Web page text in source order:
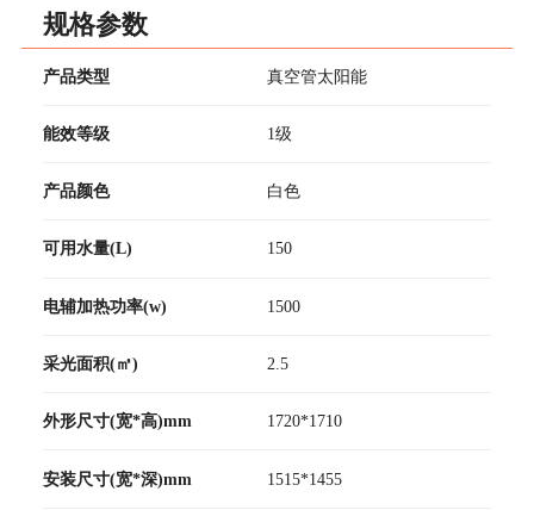
规格参数
产品类型 真空管太阳能
能效等级 1级
产品颜色 白色
可用水量(L) 150
电辅加热功率(w) 1500
采光面积(㎡) 2.5
外形尺寸(宽*高)mm 1720*1710
安装尺寸(宽*深)mm 1515*1455